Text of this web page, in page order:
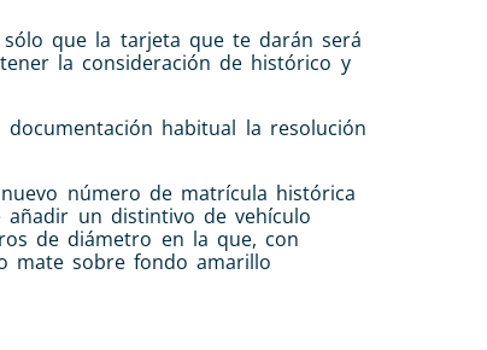
que la tarjeta que te darán será
la consideración de histórico y
habitual la resolución
número de matrícula histórica
un distintivo de vehículo
de diámetro en la que, con
mate sobre fondo amarillo